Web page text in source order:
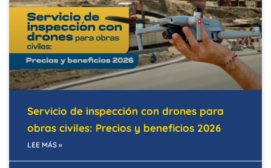
Servicio de inspección con drones para
obras civiles: Precios y beneficios 2026
LEE MÁS »